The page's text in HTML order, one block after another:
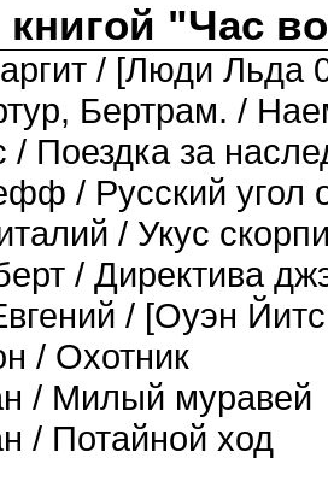
книгой "Час
/ [Люди Льда
Бертрам. /
Поездка за
/ Русский угол
/ Укус
/ Директива
/ [Оуэн
/ Охотник
/ Милый муравей
/ Потайной ход